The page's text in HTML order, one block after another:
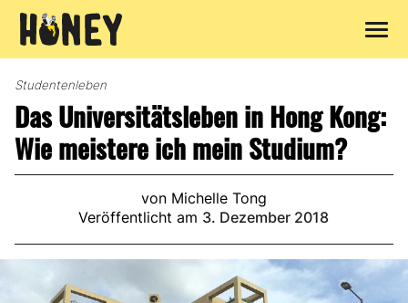
Inhalt
Studentenleben
Das Universitätsleben in Hong Kong:
Wie meistere ich mein Studium?
von Michelle Tong
Veröffentlicht am 3. Dezember 2018